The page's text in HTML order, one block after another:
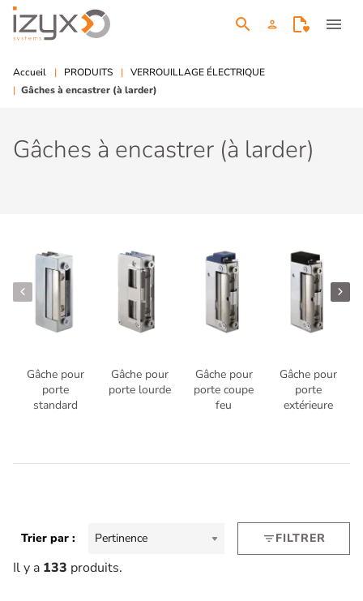
search person menu
Accueil PRODUITS
VERROUILLAGE ÉLECTRIQUE
Gâches à encastrer (à larder)
Gâches à encastrer (à larder)
Gâche pour
porte
standard
Gâche pour
porte lourde
Gâche pour
porte coupe
feu
Gâche pour
porte
extérieure
Il y a 133 produits.
Trier par : Pertinence filter_listFILTRER